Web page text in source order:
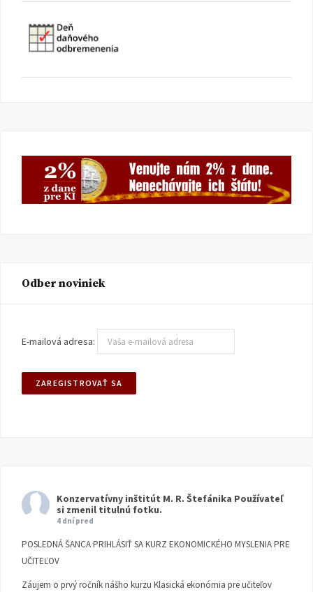
Odber noviniek
E-mailová adresa:
Konzervatívny inštitút M. R. Štefánika Používateľ
si zmenil titulnú fotku.
4 dní pred
POSLEDNÁ ŠANCA PRIHLÁSIŤ SA KURZ EKONOMICKÉHO MYSLENIA PRE
UČITEĽOV
Záujem o prvý ročník nášho kurzu Klasická ekonómia pre učiteľov